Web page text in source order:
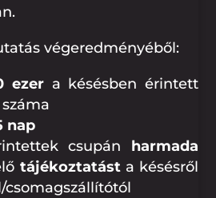
végeredményéből:
ezer a késésben érintett
nap
csupán harmada
tájékoztatásta késésről
csomagszállítótól